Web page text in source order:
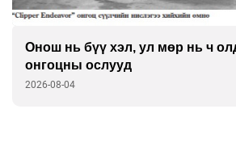
Онош нь бүү хэл, ул мөр нь ч
онгоцны ослууд
2026-08-04